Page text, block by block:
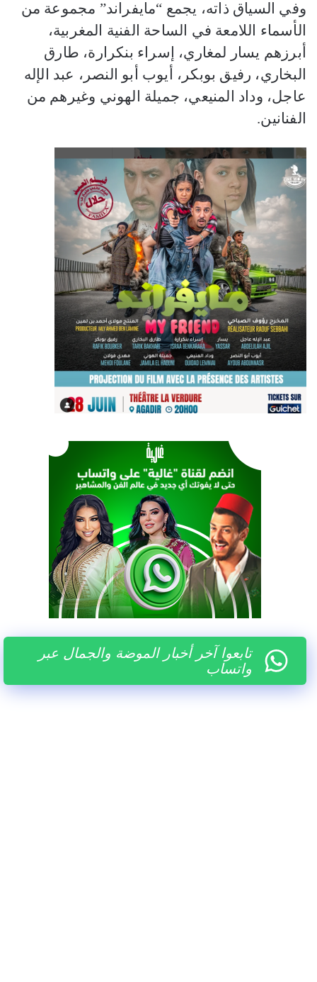
وفي السياق ذاته، يجمع “مايفراند” مجموعة من
الأسماء اللامعة في الساحة الفنية المغربية،
أبرزهم يسار لمغاري، إسراء بنكرارة، طارق
البخاري، رفيق بوبكر، أيوب أبو النصر، عبد الإله
عاجل، وداد المنيعي، جميلة الهوني وغيرهم من
الفنانين.
تابعوا آخر أخبار الموضة والجمال عبر
واتساب